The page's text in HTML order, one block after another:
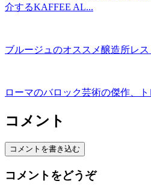
介するKAFFEE AL...
ブルージュのオススメ醸造所レス
ローマのバロック芸術の傑作、
コメント
コメントを書き込む
コメントをどうぞ